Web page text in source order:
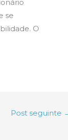
se
O
Post seguinte